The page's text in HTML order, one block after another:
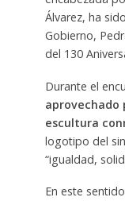
Álvarez, ha
Gobierno,
del 130
Durante el
aprovechado
escultura
logotipo del
“igualdad,
En este